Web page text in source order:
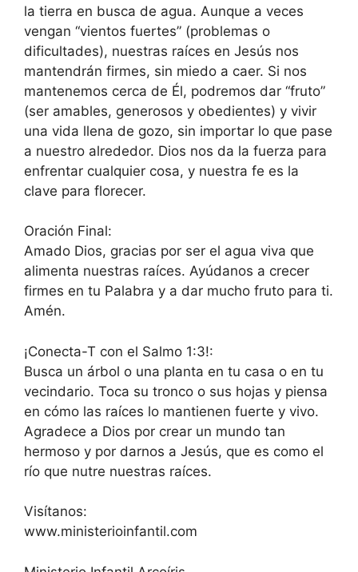
la tierra en busca de agua. Aunque a veces
vengan “vientos fuertes” (problemas o
dificultades), nuestras raíces en Jesús nos
mantendrán firmes, sin miedo a caer. Si nos
mantenemos cerca de Él, podremos dar “fruto”
(ser amables, generosos y obedientes) y vivir
una vida llena de gozo, sin importar lo que pase
a nuestro alrededor. Dios nos da la fuerza para
enfrentar cualquier cosa, y nuestra fe es la
clave para florecer.
Oración Final:
Amado Dios, gracias por ser el agua viva que
alimenta nuestras raíces. Ayúdanos a crecer
firmes en tu Palabra y a dar mucho fruto para ti.
Amén.
¡Conecta-T con el Salmo 1:3!:
Busca un árbol o una planta en tu casa o en tu
vecindario. Toca su tronco o sus hojas y piensa
en cómo las raíces lo mantienen fuerte y vivo.
Agradece a Dios por crear un mundo tan
hermoso y por darnos a Jesús, que es como el
río que nutre nuestras raíces.
Visítanos:
www.ministerioinfantil.com